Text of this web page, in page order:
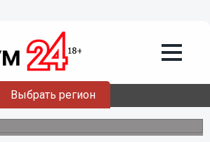
Выбрать регион
систему ГЛОНАСС
области
проходят соревнования
службы
Западного военного